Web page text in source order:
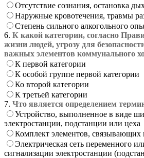
Отсутствие сознания, остановка
Наружные кровотечения, травмы
Степень сильного алкогольного
6. К какой категории, согласно
жизни людей, угрозу для
важных элементов коммунального
К первой категории
К особой группе первой категории
Ко второй категории
К третьей категории
7. Что является определением
Устройство, выполненное в виде
электростанции, подстанции или цеха
Комплект элементов, связывающих
Электрическая сеть переменного
сигнализации электростанции